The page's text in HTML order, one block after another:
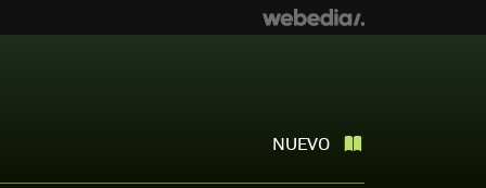
NUEVO